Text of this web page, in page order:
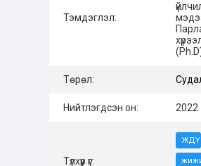
Тэмдэглэл:
Төрөл:
Нийтлэгдсэн он: 2022
Түлхүүр үг:
ЖДҮ